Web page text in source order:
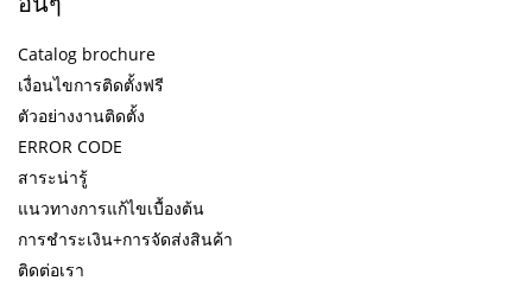
Catalog brochure
เงื่อนไขการติดตั้งฟรี
ตัวอย่างงานติดตั้ง
ERROR CODE
สาระน่ารู้
แนวทางการแก้ไขเบื้องต้น
การชำระเงิน+การจัดส่งสินค้า
ติดต่อเรา